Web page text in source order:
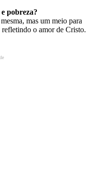
pobreza?
mas um meio para
refletindo o amor de Cristo.